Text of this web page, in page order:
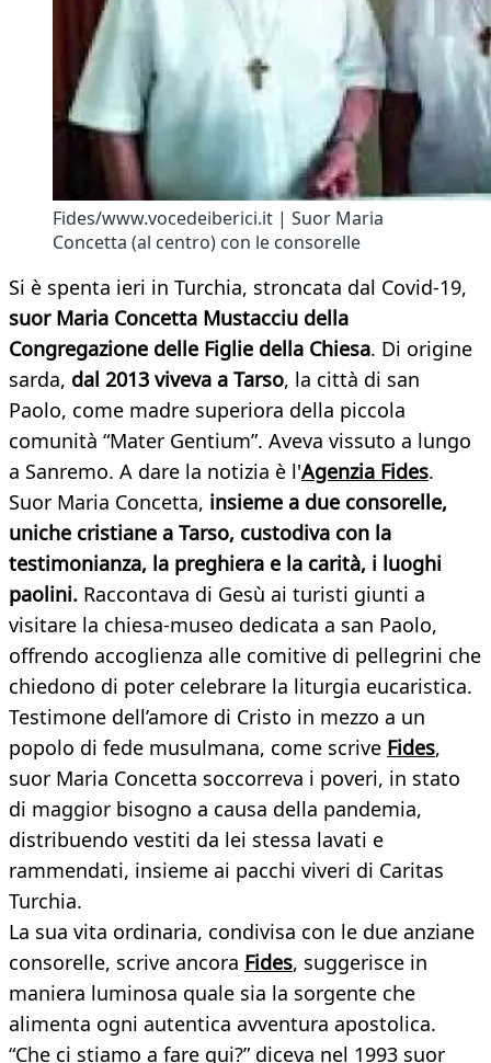
Fides/www.vocedeiberici.it | Suor Maria
Concetta (al centro) con le consorelle
Si è spenta ieri in Turchia, stroncata dal Covid-19,
suor Maria Concetta Mustacciu della
Congregazione delle Figlie della Chiesa. Di origine
sarda, dal 2013 viveva a Tarso, la città di san
Paolo, come madre superiora della piccola
comunità “Mater Gentium”. Aveva vissuto a lungo
a Sanremo. A dare la notizia è l'Agenzia Fides.
Suor Maria Concetta, insieme a due consorelle,
uniche cristiane a Tarso, custodiva con la
testimonianza, la preghiera e la carità, i luoghi
paolini. Raccontava di Gesù ai turisti giunti a
visitare la chiesa-museo dedicata a san Paolo,
offrendo accoglienza alle comitive di pellegrini che
chiedono di poter celebrare la liturgia eucaristica.
Testimone dell’amore di Cristo in mezzo a un
popolo di fede musulmana, come scrive Fides,
suor Maria Concetta soccorreva i poveri, in stato
di maggior bisogno a causa della pandemia,
distribuendo vestiti da lei stessa lavati e
rammendati, insieme ai pacchi viveri di Caritas
Turchia.
La sua vita ordinaria, condivisa con le due anziane
consorelle, scrive ancora Fides, suggerisce in
maniera luminosa quale sia la sorgente che
alimenta ogni autentica avventura apostolica.
“Che ci stiamo a fare qui?” diceva nel 1993 suor